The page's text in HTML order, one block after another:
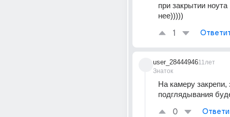
при закрытии
нее)))))
1
user_28444946
Знаток
11лет
На камеру закрепи,
подглядывания
0